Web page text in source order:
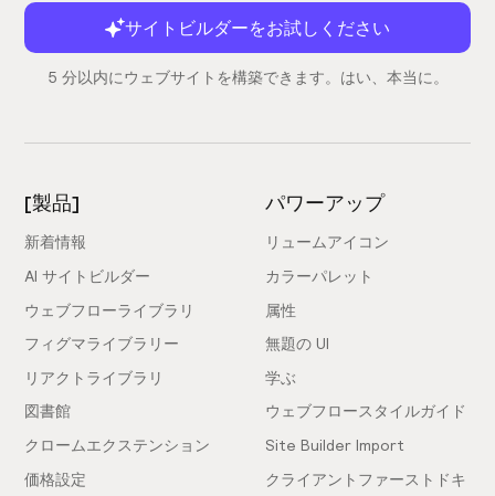
サイトビルダーをお試しください
5 分以内にウェブサイトを構築できます。はい、本当に。
[製品]
新着情報
AI サイトビルダー
ウェブフローライブラリ
フィグマライブラリー
リアクトライブラリ
図書館
クロームエクステンション
価格設定
パワーアップ
リュームアイコン
カラーパレット
属性
無題の UI
学ぶ
ウェブフロースタイルガイド
Site Builder Import
クライアントファーストドキ